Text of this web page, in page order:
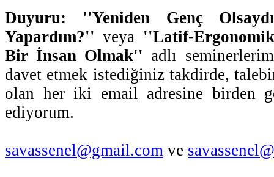
Duyuru: ''Yeniden Genç
Yapardım?'' veya ''Latif-
Bir İnsan Olmak'' adlı
davet etmek istediğiniz takdirde,
olan her iki email adresine birden
ediyorum.
savassenel@gmail.com ve